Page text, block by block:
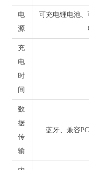
电
源
可充电锂电池
充
电
时
间
数
据
传
输
蓝牙、兼容